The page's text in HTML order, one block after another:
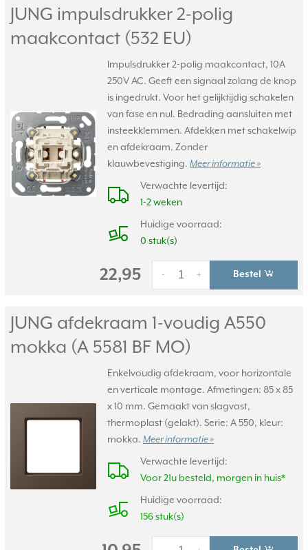
JUNG impulsdrukker 2-polig
maakcontact (532 EU)
Impulsdrukker 2-polig maakcontact, 10A
250V AC. Geeft een signaal zolang de knop
is ingedrukt. Voor het gelijktijdig schakelen
van fase en nul. Bedrading aansluiten met
insteekklemmen. Afdekken met schakelwip
en afdekraam. Zonder
klauwbevestiging. Meer informatie »
Verwachte levertijd:
1-2 weken
Huidige voorraad:
0 stuk(s)
22,95 +
- Bestel
JUNG afdekraam 1-voudig A550
mokka (A 5581 BF MO)
Enkelvoudig afdekraam, voor horizontale
en verticale montage. Afmetingen: 85 x 85
x 10 mm. Gemaakt van slagvast,
thermoplast (gelakt). Serie: A 550, kleur:
mokka. Meer informatie »
Verwachte levertijd:
Voor 21u besteld, morgen in huis*
Huidige voorraad:
156 stuk(s)